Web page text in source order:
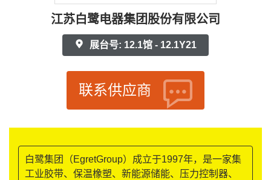
江苏白鹭电器集团股份有限公司
展台号: 12.1馆 - 12.1Y21
联系供应商
白鹭集团（EgretGroup）成立于1997年，是一家集
工业胶带、保温橡塑、新能源储能、压力控制器、